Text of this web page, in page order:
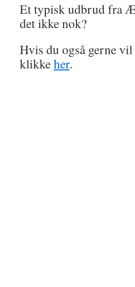
Et typisk udbrud fra
det ikke nok?
Hvis du også gerne
klikkeher.